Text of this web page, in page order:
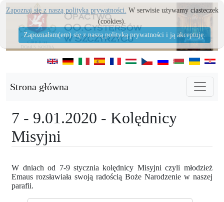
Strona główna
7 - 9.01.2020 - Kolędnicy
Misyjni
W dniach od 7-9 stycznia kolędnicy Misyjni czyli młodzież
Emaus rozsławiała swoją radością Boże Narodzenie w naszej
parafii.
Zapoznaj się z naszą polityka prywatności. W serwisie używamy ciasteczek
(cookies).
Zapoznałam(em) się z naszą polityką prywatności i ją akceptuję.